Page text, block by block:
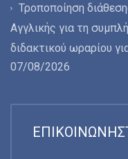
Τροποποίηση
Αγγλικής για τη
διδακτικού ωραρίου
07/08/2026